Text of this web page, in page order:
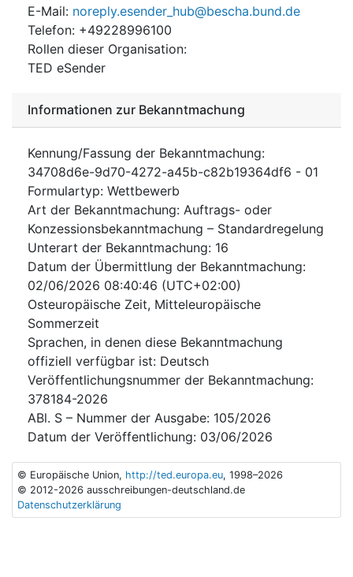
E-Mail: noreply.esender_hub@bescha.bund.de
Telefon: +49228996100
Rollen dieser Organisation:
TED eSender
Informationen zur Bekanntmachung
Kennung/Fassung der Bekanntmachung:
34708d6e-9d70-4272-a45b-c82b19364df6 - 01
Formulartyp: Wettbewerb
Art der Bekanntmachung: Auftrags- oder
Konzessionsbekanntmachung – Standardregelung
Unterart der Bekanntmachung: 16
Datum der Übermittlung der Bekanntmachung:
02/06/2026 08:40:46 (UTC+02:00)
Osteuropäische Zeit, Mitteleuropäische
Sommerzeit
Sprachen, in denen diese Bekanntmachung
offiziell verfügbar ist: Deutsch
Veröffentlichungsnummer der Bekanntmachung:
378184-2026
ABl. S – Nummer der Ausgabe: 105/2026
Datum der Veröffentlichung: 03/06/2026
© Europäische Union, http://ted.europa.eu, 1998–2026
© 2012-2026 ausschreibungen-deutschland.de
Datenschutzerklärung